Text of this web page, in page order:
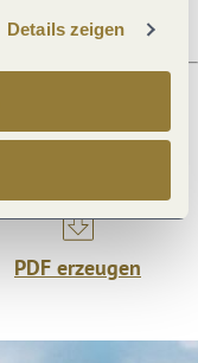
Details zeigen
PDF erzeugen